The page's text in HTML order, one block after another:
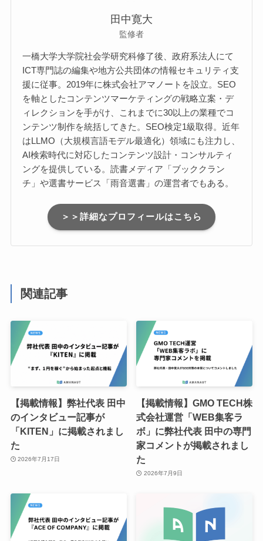
田中寛大
監修者
一橋大学大学院社会学研究科修了後、政府系法人にて
ICT専門誌の編集や地方公共団体の情報セキュリティ支
援に従事。2019年に株式会社アマノートを設立。SEO
を軸としたコンテンツマーケティングの戦略立案・デ
ィレクションを手がけ、これまでに30以上の業種でコ
ンテンツ制作を統括してきた。SEO検定1級取得。近年
はLLMO（大規模言語モデル最適化）領域にも注力し、
AI検索時代に対応したコンテンツ設計・コンサルティ
ングを提供している。読書メディア「ブッククラン
チ」や選書サービス「雨音選書」の運営者でもある。
＞＞詳細なプロフィールはこちら
関連記事
【掲載情報】弊社代表 田中
のインタビュー記事が
「KITEN」に掲載されまし
た
2026年7月17日
【掲載情報】GMO TECH株
式会社運営「WEB集客ラ
ボ」に弊社代表 田中の専門
家コメントが掲載されまし
た
2026年7月9日